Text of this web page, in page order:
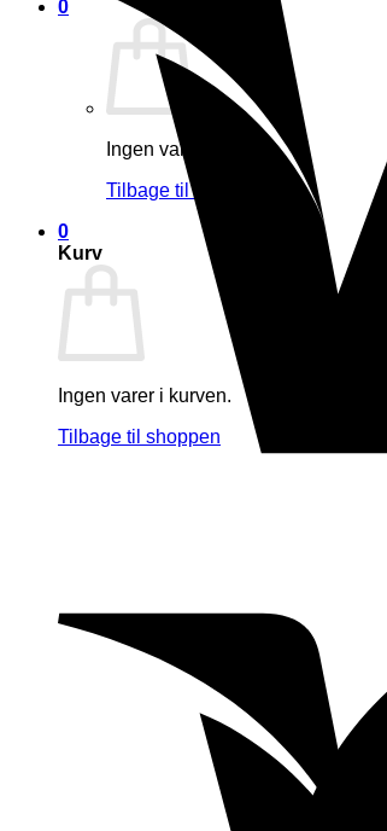
0
Ingen varer i kurven.
Tilbage til shoppen
0
Kurv
Ingen varer i kurven.
Tilbage til shoppen